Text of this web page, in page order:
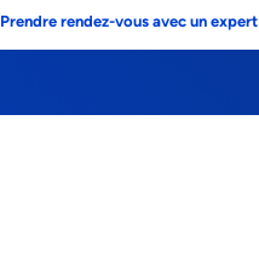
Prendre rendez-vous avec un expert